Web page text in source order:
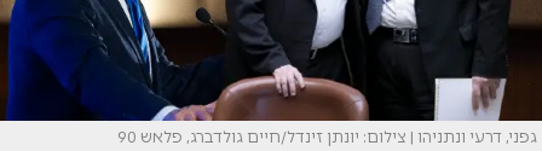
גפני, דרעי ונתניהו | צילום: יונתן זינדל/חיים גולדברג, פלאש 90